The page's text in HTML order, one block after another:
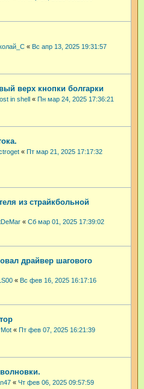
« Вс апр 13, 2025 19:31:57
верх кнопки болгарки
in shell « Пн мар 24, 2025 17:36:21
« Пт мар 21, 2025 17:17:32
из страйкбольной
« Сб мар 01, 2025 17:39:02
драйвер шагового
« Вс фев 16, 2025 16:17:16
« Пт фев 07, 2025 16:21:39
« Чт фев 06, 2025 09:57:59